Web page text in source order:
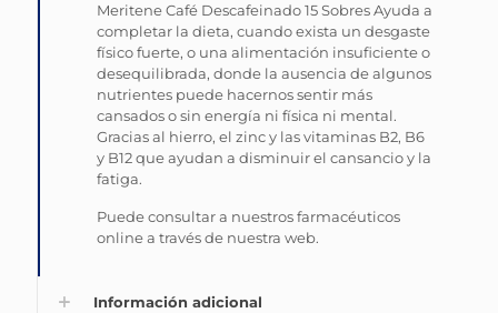
Meritene Café Descafeinado 15 Sobres Ayuda a
completar la dieta, cuando exista un desgaste
físico fuerte, o una alimentación insuficiente o
desequilibrada, donde la ausencia de algunos
nutrientes puede hacernos sentir más
cansados o sin energía ni física ni mental.
Gracias al hierro, el zinc y las vitaminas B2, B6
y B12 que ayudan a disminuir el cansancio y la
fatiga.
Puede consultar a nuestros farmacéuticos
online a través de nuestra web.
Información adicional